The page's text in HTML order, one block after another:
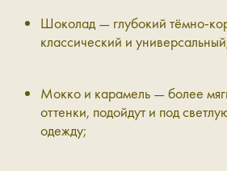
Шоколад— глубокий тёмно-
классический и
Мокко и карамель — более
оттенки, подойдут и под
одежду;